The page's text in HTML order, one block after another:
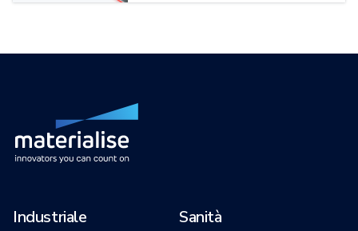
Industriale Sanità